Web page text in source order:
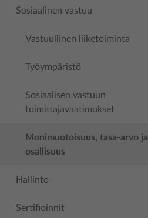
Sosiaalinen vastuu
Vastuullinen liiketoiminta
Työympäristö
Sosiaalisen vastuun
toimittajavaatimukset
Monimuotoisuus, tasa-arvo ja
osallisuus
Hallinto
Sertifioinnit